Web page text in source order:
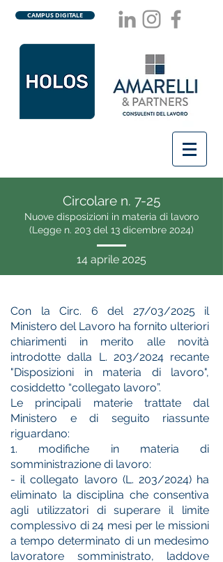
CAMPUS DIGITALE
Circolare n. 7-25
Nuove disposizioni in materia di lavoro
(Legge n. 203 del 13 dicembre 2024)
14 aprile 2025
Con la Circ. 6 del 27/03/2025 il
Ministero del Lavoro ha fornito ulteriori
chiarimenti in merito alle novità
introdotte dalla L. 203/2024 recante
"Disposizioni in materia di lavoro",
cosiddetto “collegato lavoro”.
Le principali materie trattate dal
Ministero e di seguito riassunte
riguardano:
1. modifiche in materia di
somministrazione di lavoro:
- il collegato lavoro (L. 203/2024) ha
eliminato la disciplina che consentiva
agli utilizzatori di superare il limite
complessivo di 24 mesi per le missioni
a tempo determinato di un medesimo
lavoratore somministrato, laddove